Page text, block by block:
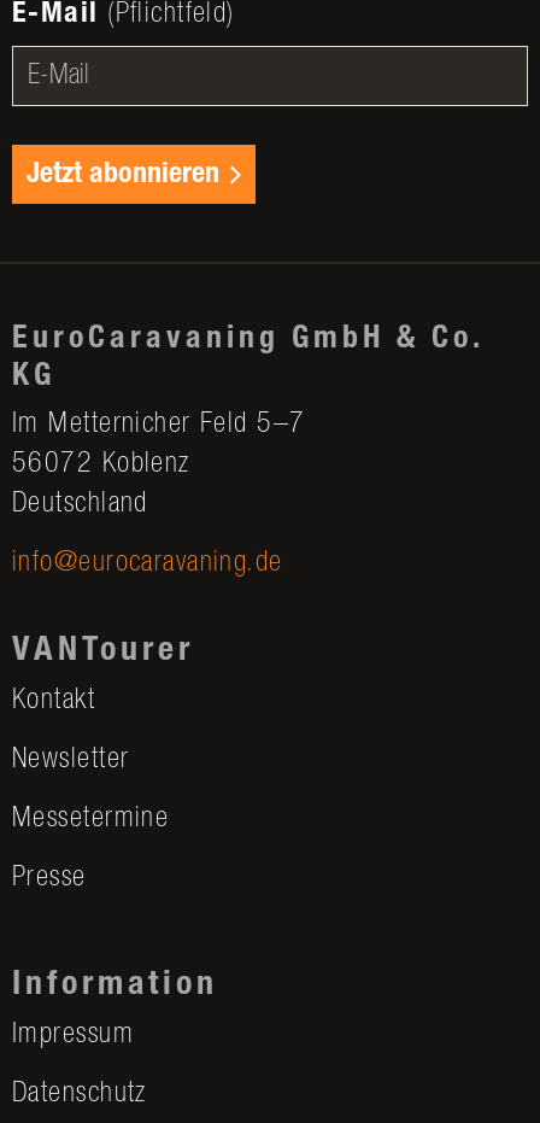
E-Mail (Pflichtfeld)
Jetzt abonnieren
EuroCaravaning GmbH & Co.
KG
Im Metternicher Feld 5–7
56072 Koblenz
Deutschland
info@eurocaravaning.de
VANTourer
Kontakt
Newsletter
Messetermine
Presse
Information
Impressum
Datenschutz